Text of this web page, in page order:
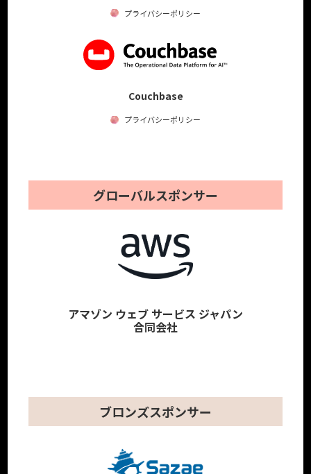
プライバシーポリシー
Couchbase
プライバシーポリシー
グローバルスポンサー
アマゾン ウェブ サービス ジャパン
合同会社
ブロンズスポンサー